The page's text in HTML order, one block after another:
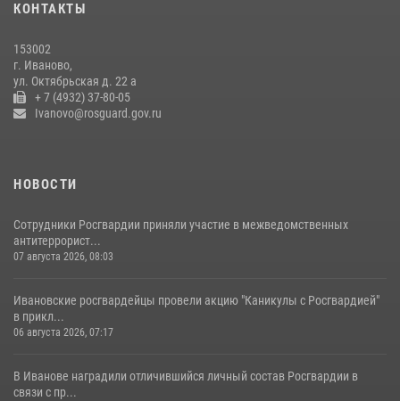
15 июля 2026, 13:03
КОНТАКТЫ
153002
г. Иваново,
ул. Октябрьская д. 22 а
+ 7 (4932) 37-80-05
Ivanovo@rosguard.gov.ru
НОВОСТИ
Сотрудники Росгвардии приняли участие в межведомственных
антитеррорист...
07 августа 2026, 08:03
Ивановские росгвардейцы провели акцию "Каникулы с Росгвардией"
в прикл...
06 августа 2026, 07:17
В Иванове наградили отличившийся личный состав Росгвардии в
связи с пр...